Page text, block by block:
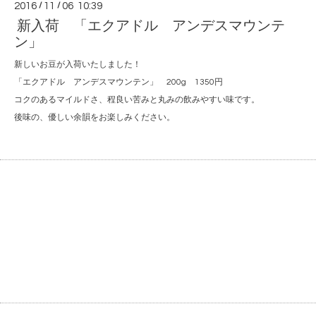
2016 / 11 /06 10:39
新入荷 「エクアドル アンデスマウンテ
ン」
新しいお豆が入荷いたしました！
「エクアドル アンデスマウンテン」 200g 1350円
コクのあるマイルドさ、程良い苦みと丸みの飲みやすい味です。
後味の、優しい余韻をお楽しみください。